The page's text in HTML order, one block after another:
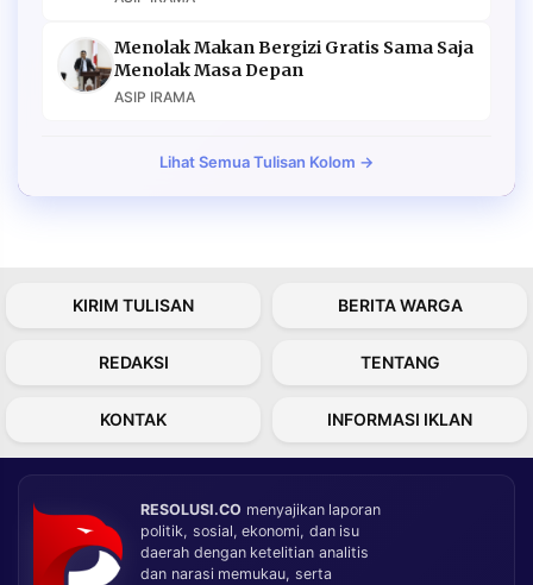
Menolak Makan Bergizi Gratis Sama Saja
Menolak Masa Depan
ASIP IRAMA
Lihat Semua Tulisan Kolom →
KIRIM TULISAN BERITA WARGA
REDAKSI TENTANG
KONTAK INFORMASI IKLAN
RESOLUSI.CO menyajikan laporan
politik, sosial, ekonomi, dan isu
daerah dengan ketelitian analitis
dan narasi memukau, serta